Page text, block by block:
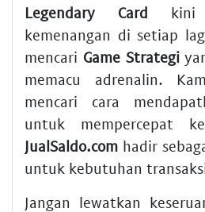
Legendary Card kini
kemenangan di setiap
mencari Game Strategi
memacu adrenalin.
mencari cara
untuk mempercepat
JualSaldo.com hadir
untuk kebutuhan
Jangan lewatkan